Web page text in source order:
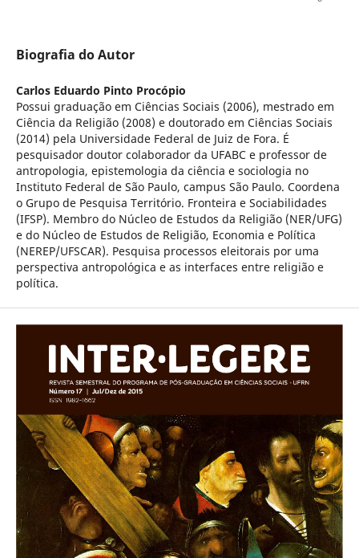
Biografia do Autor
Carlos Eduardo Pinto Procópio
Possui graduação em Ciências Sociais (2006), mestrado em
Ciência da Religião (2008) e doutorado em Ciências Sociais
(2014) pela Universidade Federal de Juiz de Fora. É
pesquisador doutor colaborador da UFABC e professor de
antropologia, epistemologia da ciência e sociologia no
Instituto Federal de São Paulo, campus São Paulo. Coordena
o Grupo de Pesquisa Território. Fronteira e Sociabilidades
(IFSP). Membro do Núcleo de Estudos da Religião (NER/UFG)
e do Núcleo de Estudos de Religião, Economia e Política
(NEREP/UFSCAR). Pesquisa processos eleitorais por uma
perspectiva antropológica e as interfaces entre religião e
política.